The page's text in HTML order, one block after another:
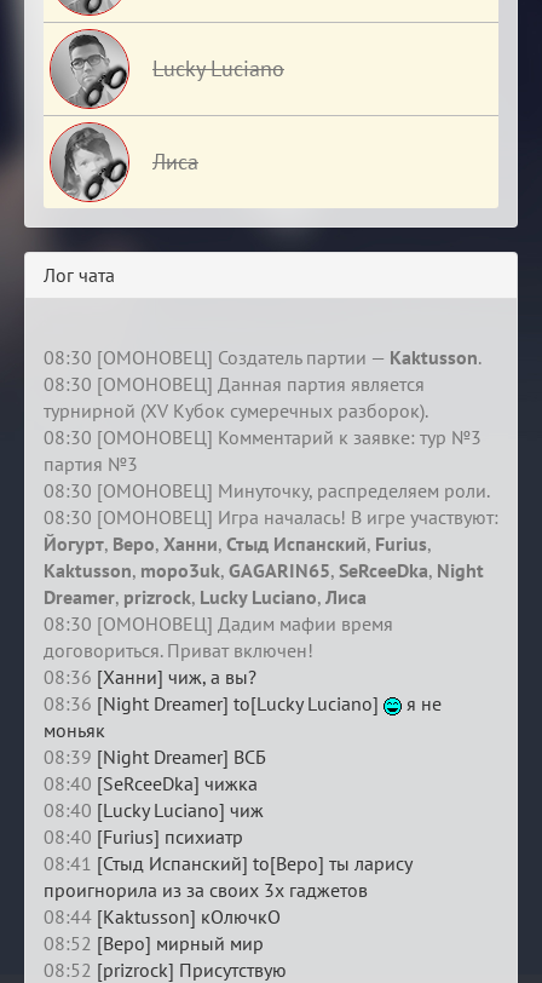
Lucky Luciano
Лиса
Лог чата
08:30 [ОМОНОВЕЦ] Создатель партии — Kaktusson.
08:30 [ОМОНОВЕЦ] Данная партия является
турнирной (XV Кубок сумеречных разборок).
08:30 [ОМОНОВЕЦ] Комментарий к заявке: тур №3
партия №3
08:30 [ОМОНОВЕЦ] Минуточку, распределяем роли.
08:30 [ОМОНОВЕЦ] Игра началась! В игре участвуют:
Йогурт, Веро, Ханни, Стыд Испанский, Furius,
Kaktusson, mopo3uk, GAGARIN65, SeRceeDka, Night
Dreamer, prizrock, Lucky Luciano, Лиса
08:30 [ОМОНОВЕЦ] Дадим мафии время
договориться. Приват включен!
08:36 [Ханни] чиж, а вы?
08:36 [Night Dreamer] to[Lucky Luciano]
я не
моньяк
08:39 [Night Dreamer] ВСБ
08:40 [SeRceeDka] чижка
08:40 [Lucky Luciano] чиж
08:40 [Furius] психиатр
08:41 [Стыд Испанский] to[Веро] ты ларису
проигнорила из за своих 3х гаджетов
08:44 [Kaktusson] кОлючкО
08:52 [Веро] мирный мир
08:52 [prizrock] Присутствую